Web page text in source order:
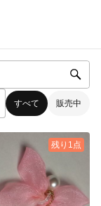
すべて 販売中
残り1点